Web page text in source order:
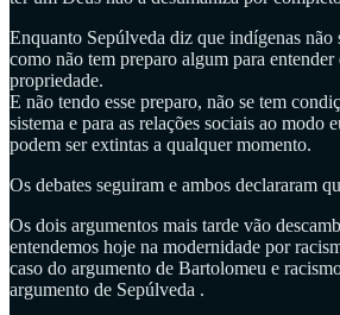
Enquanto Sepúlveda diz que indígenas não
como não tem preparo algum para
propriedade.
E não tendo esse preparo, não se tem
sistema e para as relações sociais ao modo
podem ser extintas a qualquer momento.
Os debates seguiram e ambos declararam
Os dois argumentos mais tarde vão
entendemos hoje na modernidade por
caso do argumento de Bartolomeu e
argumento de Sepúlveda .